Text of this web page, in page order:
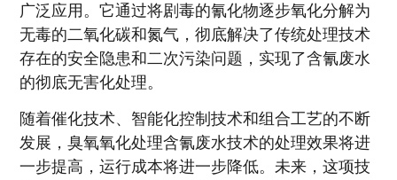
广泛应用。它通过将剧毒的氰化物逐步氧化分解为
无毒的二氧化碳和氮气，彻底解决了传统处理技术
存在的安全隐患和二次污染问题，实现了含氰废水
的彻底无害化处理。
随着催化技术、智能化控制技术和组合工艺的不断
发展，臭氧氧化处理含氰废水技术的处理效果将进
一步提高，运行成本将进一步降低。未来，这项技